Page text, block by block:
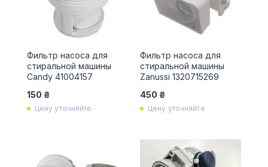
Фильтр насоса для
стиральной машины
Candy 41004157
150 ₴
Цену уточняйте
Фильтр насоса для
стиральной машины
Zanussi 1320715269
450 ₴
Цену уточняйте